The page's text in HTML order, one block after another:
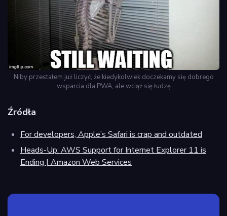
Niby przestałem już liczyć, że kiedykolwiek doczekamy się dobrego
wsparcia dla PWA, ale wciąż się łudzę
Źródła
For developers, Apple’s Safari is crap and outdated
Heads-Up: AWS Support for Internet Explorer 11 is
Ending | Amazon Web Services